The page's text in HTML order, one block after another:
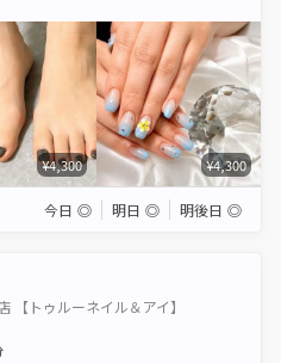
¥4,300 ¥4,300
今日 ◎ 明日 ◎ 明後日 ◎
【トゥルーネイル＆アイ】